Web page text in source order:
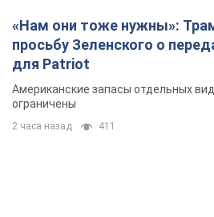
«Нам они тоже нужны»:
просьбу Зеленского о
для Patriot
Американские запасы отдельных
ограничены
2 часа назад 411